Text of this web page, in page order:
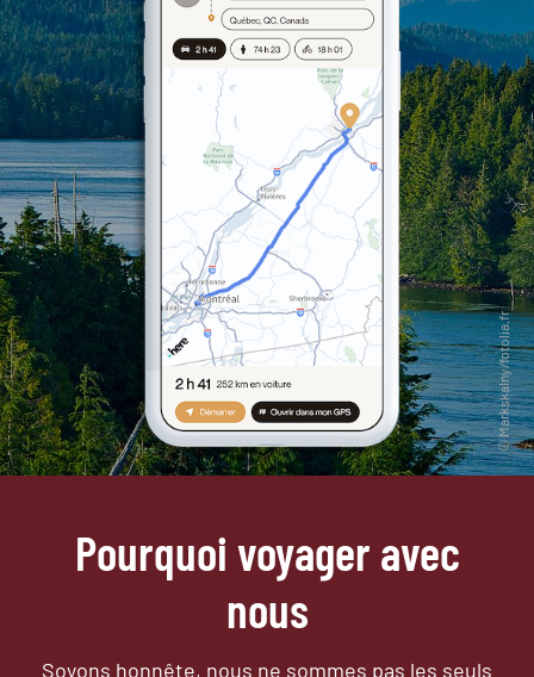
Pourquoi voyager avec
nous
Soyons honnête, nous ne sommes pas les seuls